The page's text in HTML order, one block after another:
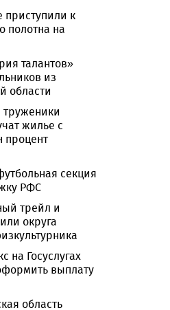
приступили к
полотна на
талантов»
из
области
труженики
жилье с
процент
секция
РФС
трейл и
округа
на Госуслугах
выплату
область